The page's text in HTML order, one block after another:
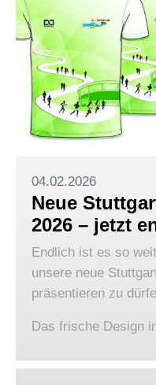
04.02.2026
Neue
2026 – jetzt
Endlich ist es so
unsere neue
präsentieren zu
Das frische Design